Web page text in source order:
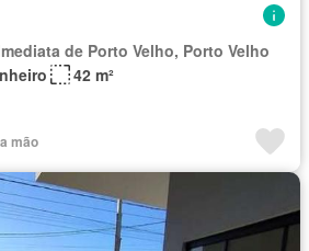
de Porto Velho, Porto Velho
42 m²
mão